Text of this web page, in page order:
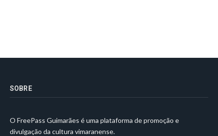
SOBRE
O FreePass Guimarães é uma plataforma de promoção e
divulgação da cultura vimaranense.